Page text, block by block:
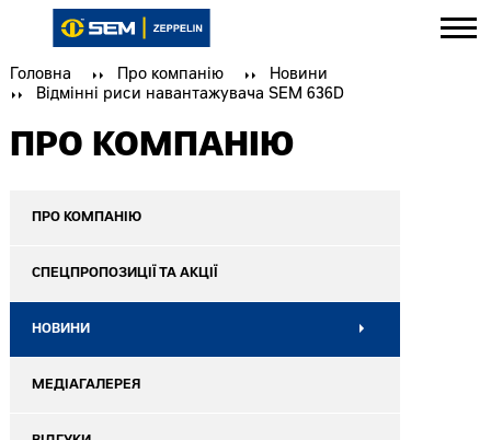
Головна Про компанію
Новини
Відмінні риси навантажувача SEM 636D
ПРО КОМПАНІЮ
ПРО КОМПАНІЮ
СПЕЦПРОПОЗИЦІЇ ТА АКЦІЇ
НОВИНИ
МЕДІАГАЛЕРЕЯ